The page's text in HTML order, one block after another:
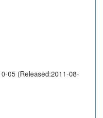
05 (Released:2011-08-